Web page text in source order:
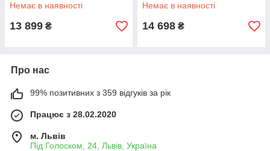
Немає в наявності
13 899 ₴
Немає в наявності
14 698 ₴
Про нас
99% позитивних з 359 відгуків за рік
Працює з 28.02.2020
м. Львів
Під Голоском, 24, Львів, Україна